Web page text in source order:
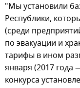
"Мы установили
Республики,
(среди
по эвакуации и
тарифы в ином
января (2017 года
конкурса